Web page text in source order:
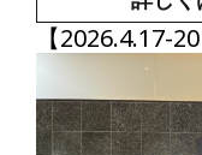
【2026.4.17-